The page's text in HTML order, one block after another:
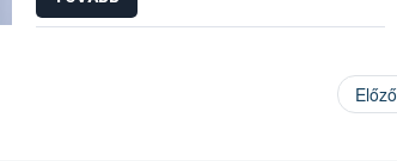
Előző